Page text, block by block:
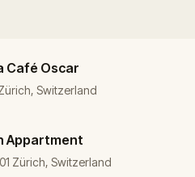
Café Oscar
Switzerland
Appartment
Zürich, Switzerland